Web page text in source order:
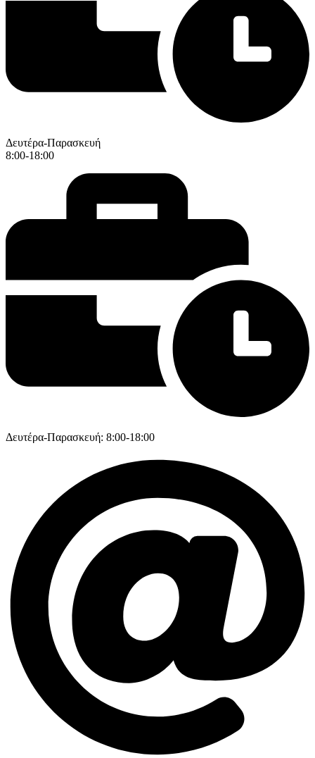
Δευτέρα-Παρασκευή
8:00-18:00
Δευτέρα-Παρασκευή: 8:00-18:00